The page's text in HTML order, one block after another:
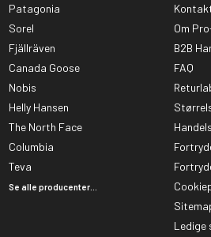
Patagonia
Sorel
Fjällräven
Canada Goose
Nobis
Helly Hansen
The North Face
Columbia
Teva
Se alle producenter...
Om
B2B
FAQ
Ledige